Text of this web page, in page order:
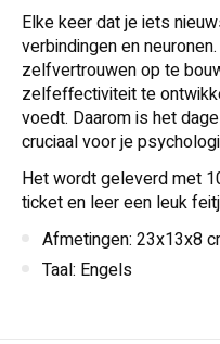
Elke keer dat je iets
verbindingen en
zelfvertrouwen op te
zelfeffectiviteit te
voedt. Daarom is het
cruciaal voor je
Het wordt geleverd met
ticket en leer een leuk
Afmetingen: 23x13x8
Taal: Engels